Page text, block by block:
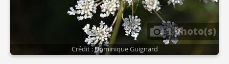
1 photo(s)
Crédit : Dominique Guignard